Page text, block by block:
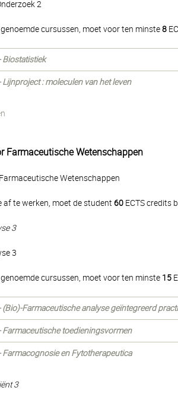
2
cursussen, moet voor ten minste8
Biostatistiek
Lijnproject : moleculen van het leven
Farmaceutische Wetenschappen
Wetenschappen
af te werken, moet de student 60 ECTS credits
3
3
cursussen, moet voor ten minste 15
(Bio)-Farmaceutische analyse geïntegreerd
Farmaceutische toedieningsvormen
Farmacognosie en Fytotherapeutica
3